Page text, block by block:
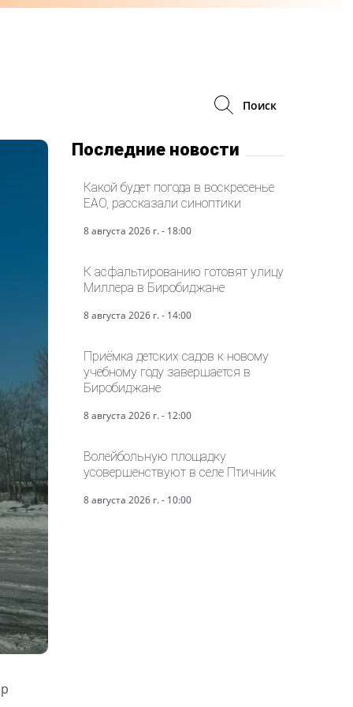
Поиск
Последние новости
Какой будет погода в воскресенье
ЕАО, рассказали синоптики
8 августа 2026 г. - 18:00
К асфальтированию готовят улицу
Миллера в Биробиджане
8 августа 2026 г. - 14:00
Приёмка детских садов к новому
учебному году завершается в
Биробиджане
8 августа 2026 г. - 12:00
Волейбольную площадку
усовершенствуют в селе Птичник
8 августа 2026 г. - 10:00